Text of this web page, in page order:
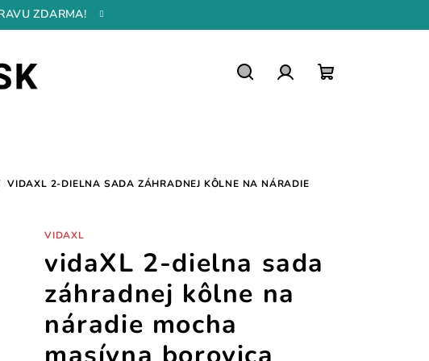
ZDARMA!
VIDAXL 2-DIELNA SADA ZÁHRADNEJ KÔLNE NA NÁRADIE
VIDAXL
vidaXL 2-dielna sada
záhradnej kôlne na
náradie mocha